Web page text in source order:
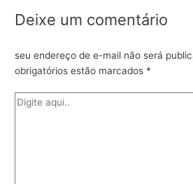
Deixe um comentário
seu endereço de e-mail não será
obrigatórios estão marcados *